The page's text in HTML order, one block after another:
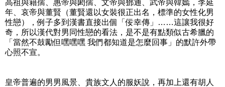
高祖與籍孺、惠帝與閎孺、文帝與鄧通、武帝與韓嫣，李延
年、哀帝與董賢（董賢還以女裝很正出名，標準的女性化男
性戀），例子多到漢書直接出個「佞幸傳」……這讓我很好
奇，所以漢代對男同性戀的看法，是不是有點類似古希臘的
「當然不鼓勵但嘿嘿嘿 我們都知道是怎麼回事」的默許外帶
心照不宣。
皇帝普遍的男男風景、貴族文人的服妖說，再加上還有胡人